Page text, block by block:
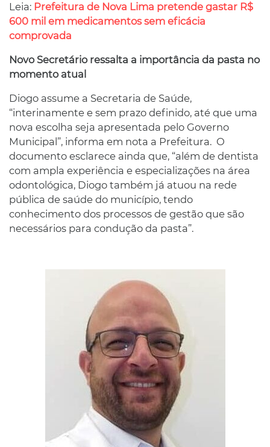
Leia: Prefeitura de Nova Lima pretende gastar R$
600 mil em medicamentos sem eficácia
comprovada
Novo Secretário ressalta a importância da pasta no
momento atual
Diogo assume a Secretaria de Saúde,
“interinamente e sem prazo definido, até que uma
nova escolha seja apresentada pelo Governo
Municipal”, informa em nota a Prefeitura. O
documento esclarece ainda que, “além de dentista
com ampla experiência e especializações na área
odontológica, Diogo também já atuou na rede
pública de saúde do município, tendo
conhecimento dos processos de gestão que são
necessários para condução da pasta”.